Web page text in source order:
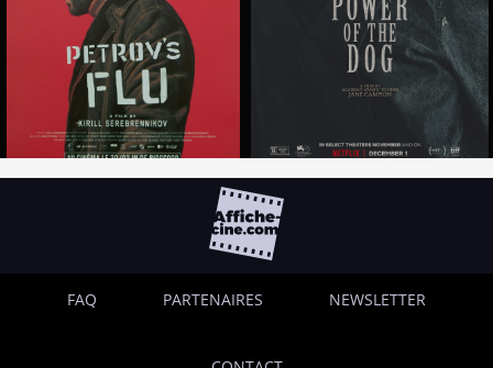
FAQ PARTENAIRES NEWSLETTER